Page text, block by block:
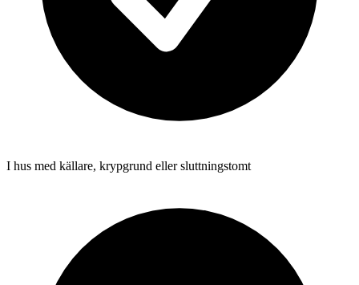
I hus med källare, krypgrund eller sluttningstomt